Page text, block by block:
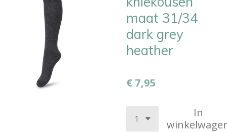
maat 31/34
dark grey
heather
€ 7,95
In